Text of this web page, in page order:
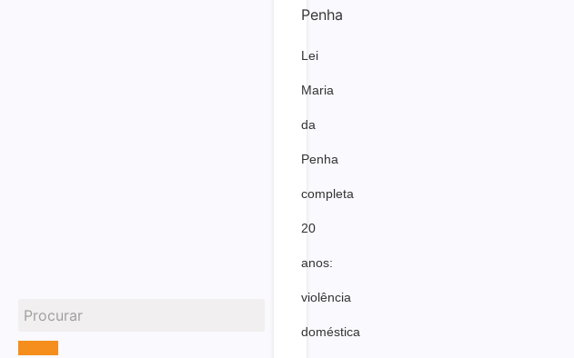
Lei
Maria
da
Penha
completa
20
anos:
violência
doméstica